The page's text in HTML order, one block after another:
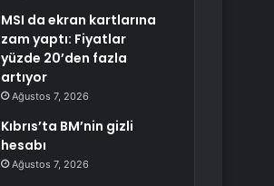
MSI da ekran kartlarına
zam yaptı: Fiyatlar
yüzde 20’den fazla
artıyor
Ağustos 7, 2026
Kıbrıs’ta BM’nin gizli
hesabı
Ağustos 7, 2026